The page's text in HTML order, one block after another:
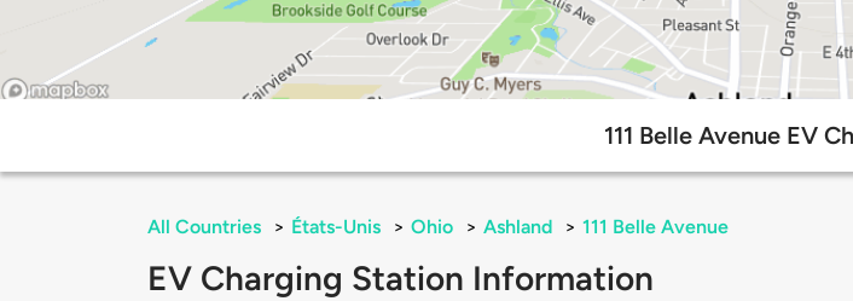
111 Belle Avenue EV
All Countries > États-Unis > Ohio > Ashland > 111 Belle Avenue
EV Charging Station Information